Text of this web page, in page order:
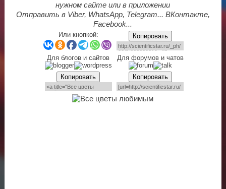
нужном сайте или в приложении
Отправить в Viber, WhatsApp, Telegram... ВКонтакте,
Facebook...
Или кнопкой: Копировать
Для блогов и сайтов Для форумов и чатов
Копировать Копировать